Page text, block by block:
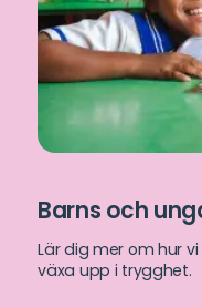
Barns och
Lär dig mer om hur
växa upp i trygghet.